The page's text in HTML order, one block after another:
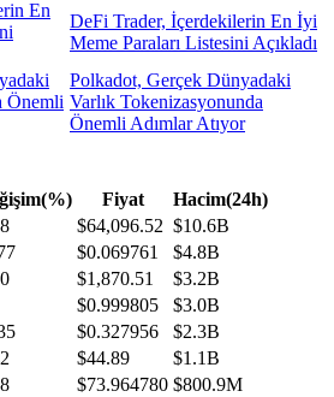
DeFi Trader, İçerdekilerin En İyi
Meme Paraları Listesini Açıkladı
Polkadot, Gerçek Dünyadaki
Varlık Tokenizasyonunda
Önemli Adımlar Atıyor
Fiyat
Hacim(24h)
$64,096.52 $10.6B
$0.069761
$4.8B
$1,870.51
$3.2B
$0.999805
$3.0B
$0.327956
$2.3B
$44.89
$1.1B
$73.964780 $800.9M